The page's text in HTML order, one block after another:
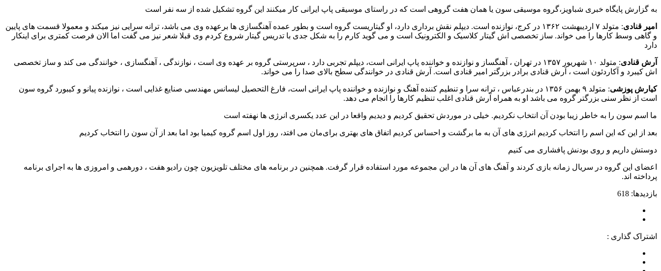
به گزارش پایگاه خبری شباویز،گروه موسیقی سون یا همان هفت گروهی است که در راستای موسیقی پاپ ایرانی کار میکنند این گروه تشکیل شده از سه نفر است
امیر قنادی
: متولد ۷ اردیبهشت ۱۳۶۲ در کرج، نوازنده است. دیپلم نقش برداری دارد، او گیتاریست گروه است و بطور عمده آهنگسازی ها برعهده وی می باشد، ترانه سرایی نیز میکند و معمولا قسمت‌ های پایین
و گاهی وسط کارها را می‌ خواند. ساز تخصصی اش گیتار کلاسیک و الکترونیک است و می گوید کارم را به شکل جدی با تدریس گیتار شروع کردم وی قبلا شعر نیز می گفت اما الان فرصت کمتری برای اینکار
دارد
آرش قنادی
: متولد ۱۰ شهریور ۱۳۵۷ در تهران ، آهنگساز و نوازنده و خواننده پاپ ایرانی است، دیپلم تجربی دارد ، سرپرستی گروه بر عهده وی است ، نوازندگی ، آهنگسازی ، خوانندگی می کند و ساز تخصصی
اش کیبرد و آکاردئون است ، آرش قنادی برادر بزرگتر امیر قنادی است. آرش قنادی در خوانندگی سطح بالای صدا را می خواند.
کیارش پوزشی
: متولد ۹ بهمن ۱۳۵۶ در بندرعباس ، ترانه سرا و تنطیم کننده آهنگ و نوازنده و خواننده پاپ ایرانی است، فارغ التحصیل لیسانس مهندسی صنایع غذایی است ، نوازنده پیانو و کیبورد گروه سون
است از نظر سنی بزرگتر گروه می باشد او به همراه آرش قنادی اغلب تنظیم کارها را انجام می دهد.
ما اسم سون را به خاطر زیبا بودن آن انتخاب نکردیم. خیلی در موردش تحقیق کردیم و دیدیم واقعا در این عدد یکسری انرژی‌ ها نهفته است
بعد از این‌ که این اسم را انتخاب کردیم انرژی‌ های آن به ما برگشت و احساس کردیم اتفاق‌ های بهتری برای‌مان می‌ افتد، روز اول اسم گروه کیمیا بود اما بعد از آن سون را انتخاب کردیم
دوستش داریم و روی بودنش پافشاری می‌ کنیم
اعضای این گروه در سریال زمانه بازی کردند و آهنگ های آن ها در این مجموعه مورد استفاده قرار گرفت. همچنین در برنامه های مختلف تلویزیون چون رادیو هفت ، دورهمی و امروزی ها به اجرای برنامه
پرداخته اند.
بازدیدها: 618
اشتراک گذاری :